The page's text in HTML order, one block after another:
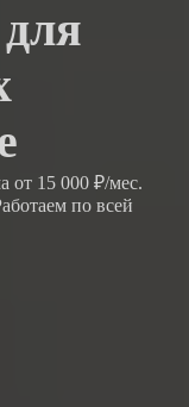
от 15 000 ₽/мес.
по всей